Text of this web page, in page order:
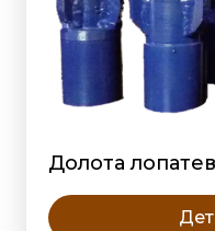
Долота